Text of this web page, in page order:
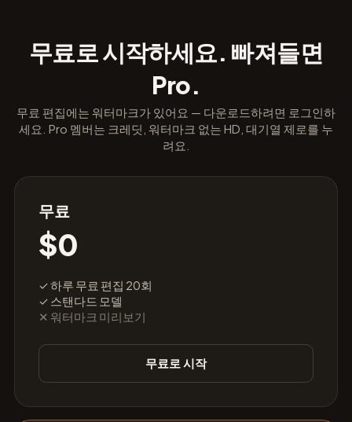
무료로 시작하세요. 빠져들면
Pro.
무료 편집에는 워터마크가 있어요 — 다운로드하려면 로그인하
세요. Pro 멤버는 크레딧, 워터마크 없는 HD, 대기열 제로를 누
려요.
무료
$0
✓ 하루 무료 편집 20회
✓ 스탠다드 모델
✕ 워터마크 미리보기
무료로 시작